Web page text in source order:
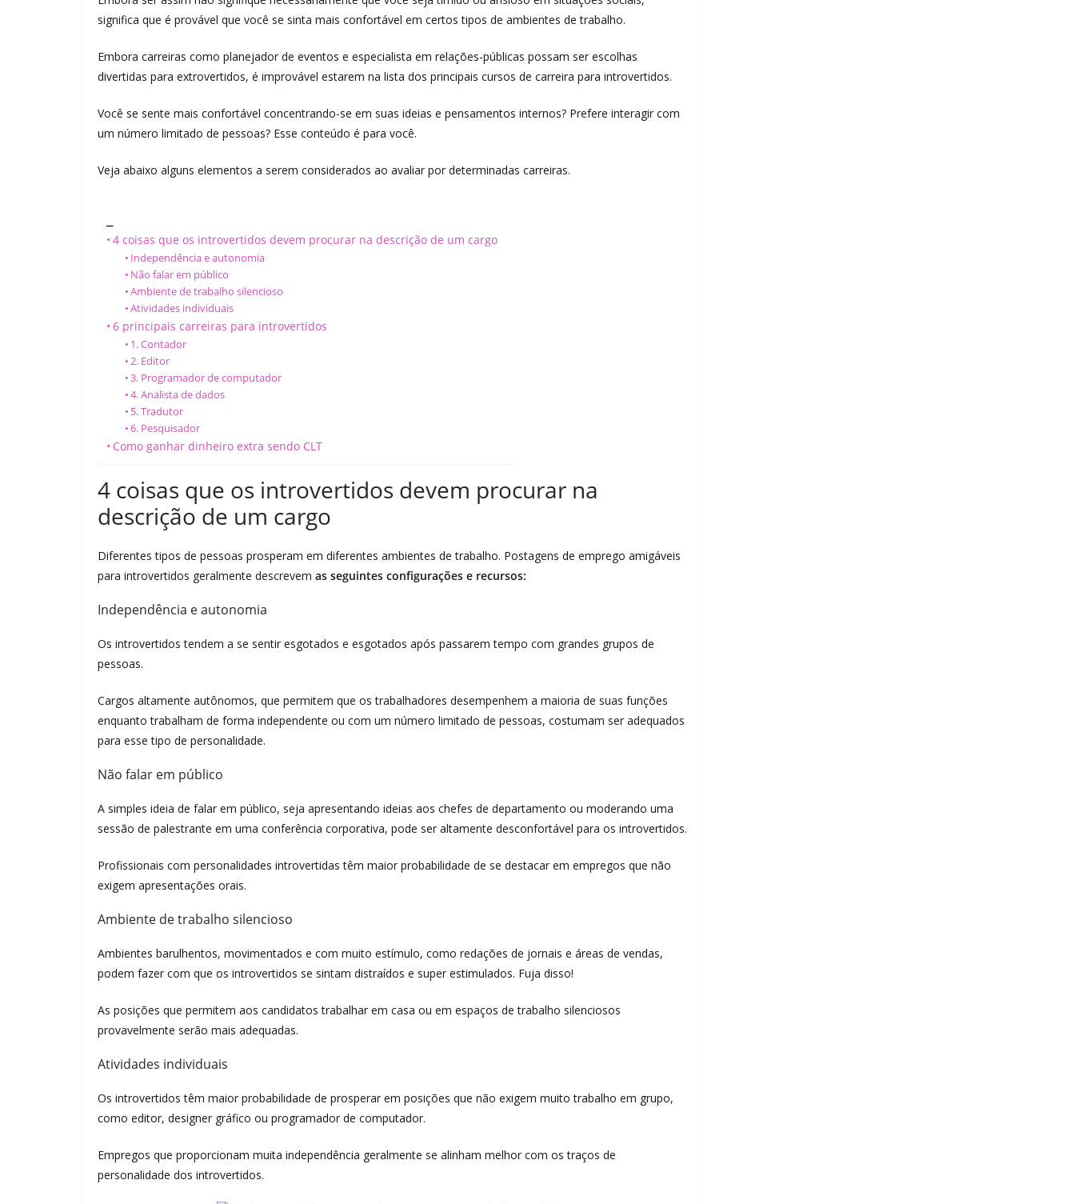
significa que é provável que você se sinta mais confortável em certos tipos de ambientes de trabalho.
Embora carreiras como planejador de eventos e especialista em relações-públicas possam ser escolhas
divertidas para extrovertidos, é improvável estarem na lista dos principais cursos de carreira para introvertidos.
Você se sente mais confortável concentrando-se em suas ideias e pensamentos internos? Prefere interagir com
um número limitado de pessoas? Esse conteúdo é para você.
Veja abaixo alguns elementos a serem considerados ao avaliar por determinadas carreiras.
4 coisas que os introvertidos devem procurar na descrição de um cargo
Independência e autonomia
Não falar em público
Ambiente de trabalho silencioso
Atividades individuais
6 principais carreiras para introvertidos
1. Contador
2. Editor
3. Programador de computador
4. Analista de dados
5. Tradutor
6. Pesquisador
Como ganhar dinheiro extra sendo CLT
4 coisas que os introvertidos devem procurar na
descrição de um cargo
Diferentes tipos de pessoas prosperam em diferentes ambientes de trabalho. Postagens de emprego amigáveis ​​
para introvertidos geralmente descrevem as seguintes configurações e recursos:
Independência e autonomia
Os introvertidos tendem a se sentir esgotados e esgotados após passarem tempo com grandes grupos de
pessoas.
Cargos altamente autônomos, que permitem que os trabalhadores desempenhem a maioria de suas funções
enquanto trabalham de forma independente ou com um número limitado de pessoas, costumam ser adequados
para esse tipo de personalidade.
Não falar em público
A simples ideia de falar em público, seja apresentando ideias aos chefes de departamento ou moderando uma
sessão de palestrante em uma conferência corporativa, pode ser altamente desconfortável para os introvertidos.
Profissionais com personalidades introvertidas têm maior probabilidade de se destacar em empregos que não
exigem apresentações orais.
Ambiente de trabalho silencioso
Ambientes barulhentos, movimentados e com muito estímulo, como redações de jornais e áreas de vendas,
podem fazer com que os introvertidos se sintam distraídos e super estimulados. Fuja disso!
As posições que permitem aos candidatos trabalhar em casa ou em espaços de trabalho silenciosos
provavelmente serão mais adequadas.
Atividades individuais
Os introvertidos têm maior probabilidade de prosperar em posições que não exigem muito trabalho em grupo,
como editor, designer gráfico ou programador de computador.
Empregos que proporcionam muita independência geralmente se alinham melhor com os traços de
personalidade dos introvertidos.